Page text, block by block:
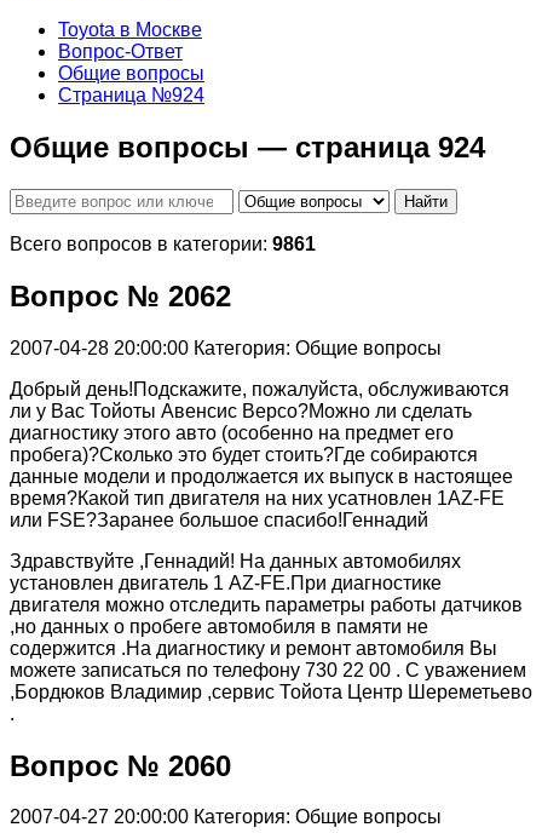
Toyota в Москве
Вопрос-Ответ
Общие вопросы
Страница №924
Общие вопросы — страница 924
Найти
Всего вопросов в категории: 9861
Вопрос № 2062
2007-04-28 20:00:00 Категория: Общие вопросы
Добрый день!Подскажите, пожалуйста, обслуживаются
ли у Вас Тойоты Авенсис Версо?Можно ли сделать
диагностику этого авто (особенно на предмет его
пробега)?Сколько это будет стоить?Где собираются
данные модели и продолжается их выпуск в настоящее
время?Какой тип двигателя на них усатновлен 1AZ-FE
или FSE?Заранее большое спасибо!Геннадий
Здравствуйте ,Геннадий! На данных автомобилях
установлен двигатель 1 AZ-FE.При диагностике
двигателя можно отследить параметры работы датчиков
,но данных о пробеге автомобиля в памяти не
содержится .На диагностику и ремонт автомобиля Вы
можете записаться по телефону 730 22 00 . С уважением
,Бордюков Владимир ,сервис Тойота Центр Шереметьево
.
Вопрос № 2060
2007-04-27 20:00:00 Категория: Общие вопросы